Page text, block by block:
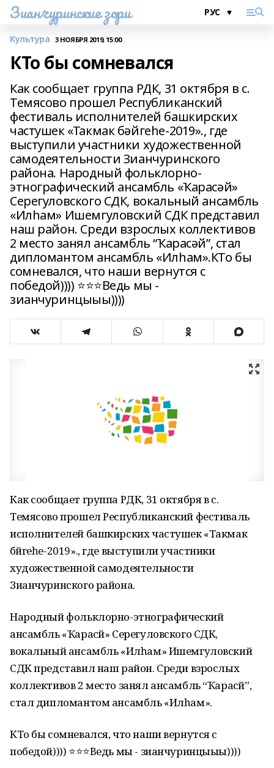
Зианчуринские зори
Культура 3 НОЯБРЯ 2019, 15:00
КТо бы сомневался
Как сообщает группа РДК, 31 октября в с.
Темясово прошел Республиканский
фестиваль исполнителей башкирских
частушек «Такмак бәйгеһе-2019»., где
выступили участники художественной
самодеятельности Зианчуринского
района. Народный фольклорно-
этнографический ансамбль «Ҡарасәй»
Серегуловского СДК, вокальный ансамбль
«Илһам» Ишемгуловский СДК представил
наш район. Среди взрослых коллективов
2 место занял ансамбль “Ҡарасәй”, стал
дипломантом ансамбль «Илһам».КТо бы
сомневался, что наши вернутся с
победой)))) ⭐⭐⭐Ведь мы -
зианчуринцыыы))))
Как сообщает группа РДК, 31 октября в с.
Темясово прошел Республиканский фестиваль
исполнителей башкирских частушек «Такмак
бәйгеһе-2019»., где выступили участники
художественной самодеятельности
Зианчуринского района.
Народный фольклорно-этнографический
ансамбль «Ҡарасәй» Серегуловского СДК,
вокальный ансамбль «Илһам» Ишемгуловский
СДК представил наш район. Среди взрослых
коллективов 2 место занял ансамбль “Ҡарасәй”,
стал дипломантом ансамбль «Илһам».
КТо бы сомневался, что наши вернутся с
победой)))) ⭐⭐⭐Ведь мы - зианчуринцыыы))))